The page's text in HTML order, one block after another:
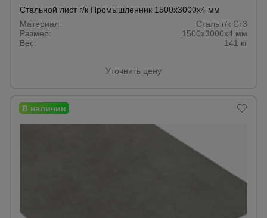
Стальной лист г/к Промышленник 1500х3000х4 мм
Материал:
Сталь г/к Ст3
Размер:
1500х3000х4 мм
Вес:
141 кг
Уточнить цену